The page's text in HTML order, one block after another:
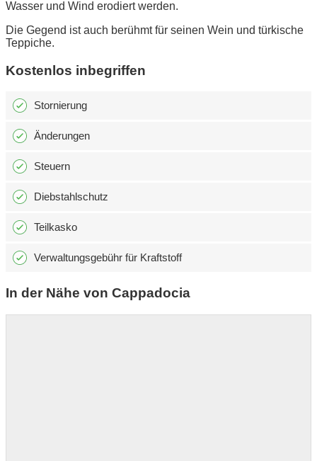
Wasser und Wind erodiert werden.
Die Gegend ist auch berühmt für seinen Wein und türkische
Teppiche.
Kostenlos inbegriffen
Stornierung
Änderungen
Steuern
Diebstahlschutz
Teilkasko
Verwaltungsgebühr für Kraftstoff
In der Nähe von Cappadocia